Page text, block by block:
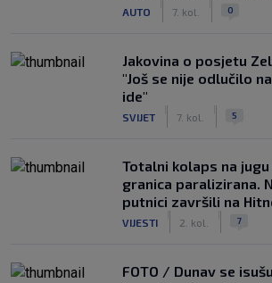
AUTO 7. kol. 0
Jakovina o posjetu
"Još se nije odlučilo
ide"
SVIJET 7. kol. 5
Totalni kolaps na
granica paralizirana.
putnici završili na
VIJESTI 2. kol. 7
FOTO / Dunav se